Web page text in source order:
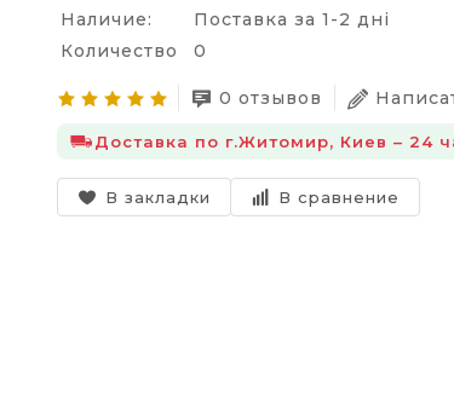
Наличие:
Поставка за 1-2 дні
Количество
0
0 отзывов
Доставка по г.Житомир, Киев – 24
В закладки В сравнение